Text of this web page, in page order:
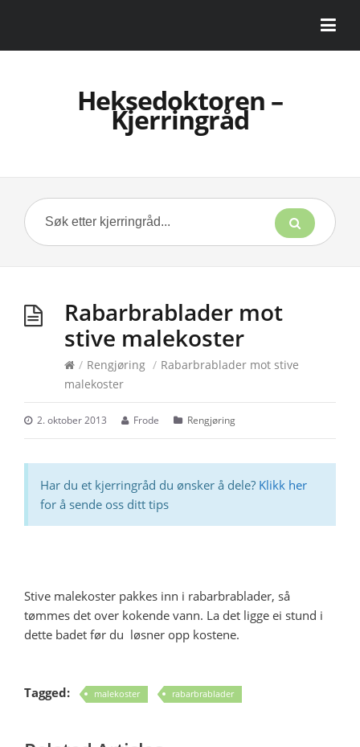
Heksedoktoren –
Kjerringråd
Rabarbrablader mot
stive malekoster
/ Rengjøring / Rabarbrablader mot stive
malekoster
2. oktober 2013 Frode Rengjøring
Har du et kjerringråd du ønsker å dele? Klikk her
for å sende oss ditt tips
Stive malekoster pakkes inn i rabarbrablader, så
tømmes det over kokende vann. La det ligge ei stund i
dette badet før du løsner opp kostene.
Tagged: malekoster rabarbrablader